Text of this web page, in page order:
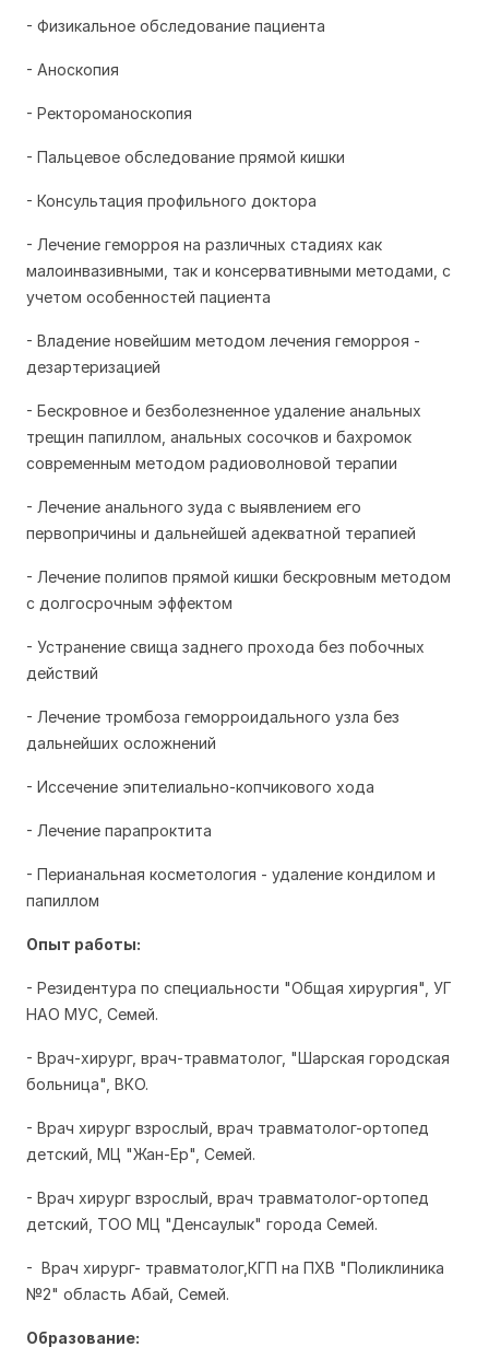
- Физикальное обследование пациента
- Аноскопия
- Ректороманоскопия
- Пальцевое обследование прямой кишки
- Консультация профильного доктора
- Лечение геморроя на различных стадиях как
малоинвазивными, так и консервативными методами, с
учетом особенностей пациента
- Владение новейшим методом лечения геморроя -
дезартеризацией
- Бескровное и безболезненное удаление анальных
трещин папиллом, анальных сосочков и бахромок
современным методом радиоволновой терапии
- Лечение анального зуда с выявлением его
первопричины и дальнейшей адекватной терапией
- Лечение полипов прямой кишки бескровным методом
с долгосрочным эффектом
- Устранение свища заднего прохода без побочных
действий
- Лечение тромбоза геморроидального узла без
дальнейших осложнений
- Иссечение эпителиально-копчикового хода
- Лечение парапроктита
- Перианальная косметология - удаление кондилом и
папиллом
Опыт работы:
- Резидентура по специальности "Общая хирургия", УГ
НАО МУС, Семей.
- Врач-хирург, врач-травматолог, "Шарская городская
больница", ВКО.
- Врач хирург взрослый, врач травматолог-ортопед
детский, МЦ "Жан-Ер", Семей.
- Врач хирург взрослый, врач травматолог-ортопед
детский, ТОО МЦ "Денсаулык" города Семей.
- Врач хирург- травматолог,КГП на ПХВ "Поликлиника
№2" область Абай, Семей.
Образование: